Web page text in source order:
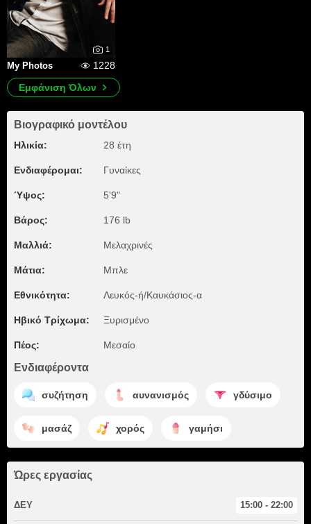
1
My Photos
1228
Εμφάνιση Όλων
Βιογραφικό μοντέλου
Ηλικία: 28 έτη
Ενδιαφέρομαι: Γυναίκες
Ύψος: 5'9"
Βάρος: 176 lb
Μαλλιά: Μελαχρινές
Μάτια: Μπλε
Εθνικότητα: Λευκός-ή/Καυκάσιος-α
Ηβικό Τρίχωμα: Ξυρισμένο
Πέος: Μεσαίο
Ενδιαφέροντα
συζήτηση αυνανισμός γδύσιμο
μασάζ χορός γαμήσι
Ώρες εργασίας
ΔΕΥ 15:00 - 22:00